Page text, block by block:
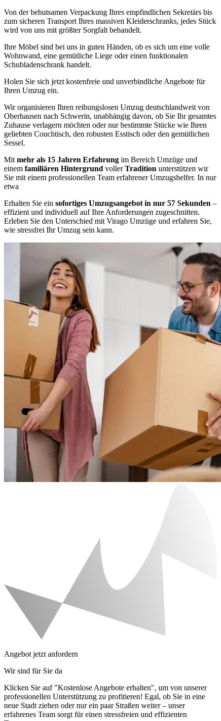
Von der behutsamen Verpackung Ihres empfindlichen Sekretärs bis
zum sicheren Transport Ihres massiven Kleiderschranks, jedes Stück
wird von uns mit größter Sorgfalt behandelt.
Ihre Möbel sind bei uns in guten Händen, ob es sich um eine volle
Wohnwand, eine gemütliche Liege oder einen funktionalen
Schubladenschrank handelt.
Holen Sie sich jetzt kostenfreie und unverbindliche Angebote für
Ihren Umzug ein.
Wir organisieren Ihren reibungslosen Umzug deutschlandweit von
Oberhausen nach Schwerin, unabhängig davon, ob Sie Ihr gesamtes
Zuhause verlagern möchten oder nur bestimmte Stücke wie Ihren
geliebten Couchtisch, den robusten Esstisch oder den gemütlichen
Sessel.
Mit mehr als 15 Jahren Erfahrung im Bereich Umzüge und
einem familiären Hintergrund vollerTradition unterstützen wir
Sie mit einem professionellen Team erfahrener Umzugshelfer. In nur
etwa
Erhalten Sie ein sofortiges Umzugsangebot in nur 57 Sekunden –
effizient und individuell auf Ihre Anforderungen zugeschnitten.
Erleben Sie den Unterschied mit Virago Umzüge und erfahren Sie,
wie stressfrei Ihr Umzug sein kann.
Angebot jetzt anfordern
Wir sind für Sie da
Klicken Sie auf "Kostenlose Angebote erhalten", um von unserer
professionellen Unterstützung zu profitieren! Egal, ob Sie in eine
neue Stadt ziehen oder nur ein paar Straßen weiter – unser
erfahrenes Team sorgt für einen stressfreien und effizienten